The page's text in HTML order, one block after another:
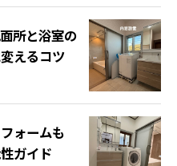
所と浴室の
えるコツ
ォームも
ガイド